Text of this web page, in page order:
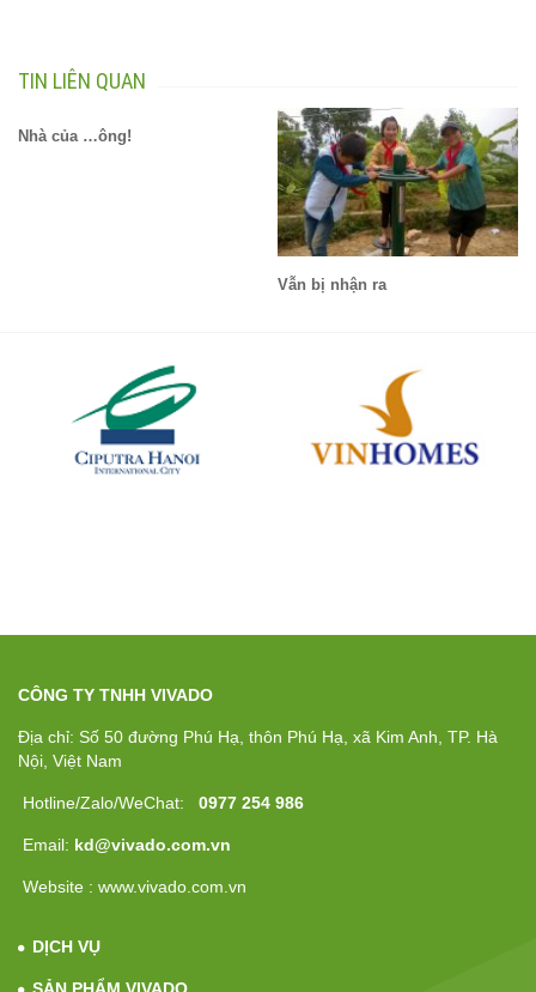
TIN LIÊN QUAN
Nhà của …ông!
Vẫn bị nhận ra
CÔNG TY TNHH VIVADO
Địa chỉ: Số 50 đường Phú Hạ, thôn Phú Hạ, xã Kim Anh, TP. Hà
Nội, Việt Nam
Hotline/Zalo/WeChat: 0977 254 986
Email: kd@vivado.com.vn
Website : www.vivado.com.vn
DỊCH VỤ
SẢN PHẨM VIVADO